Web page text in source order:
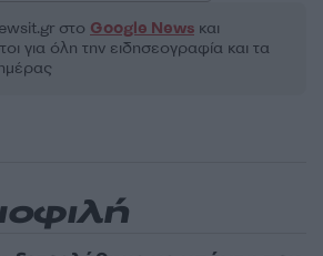
στο Google News και
για όλη την ειδησεογραφία και τα